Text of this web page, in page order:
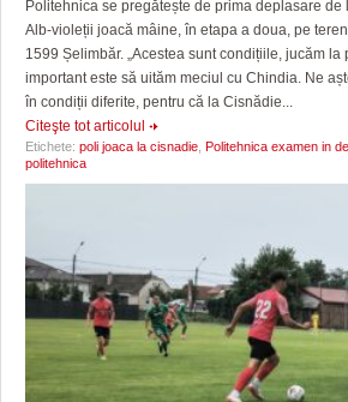
Politehnica se pregătește de prima deplasare de
Alb-violeții joacă mâine, în etapa a doua, pe
1599 Șelimbăr. „Acestea sunt condițiile, jucăm la
important este să uităm meciul cu Chindia. Ne
în condiții diferite, pentru că la Cisnădie...
Citeşte tot articolul
Etichete: poli joaca la cisnadie Politehnica examen in
politehnica